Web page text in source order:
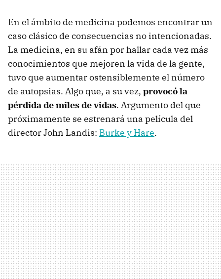
En el ámbito de medicina podemos encontrar un
caso clásico de consecuencias no intencionadas.
La medicina, en su afán por hallar cada vez más
conocimientos que mejoren la vida de la gente,
tuvo que aumentar ostensiblemente el número
de autopsias. Algo que, a su vez, provocó la
pérdida de miles de vidas. Argumento del que
próximamente se estrenará una película del
director John Landis: Burke y Hare.